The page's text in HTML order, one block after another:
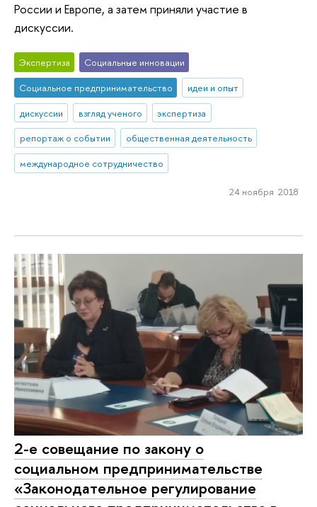
России и Европе, а затем приняли участие в
дискуссии.
Экспертиза
Социальные инновации
Социальное предпринимательство
идеи и опыт
дискуссии
взгляд ученого
экспертиза
репортаж о событии
общественная деятельность
международное сотрудничество
24 ноября 2018
2-е совещание по закону о
социальном предпринимательстве
«Законодательное регулирование